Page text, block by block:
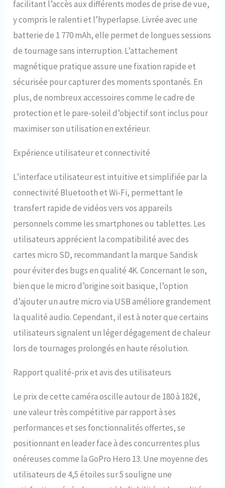
facilitant l’accès aux différents modes de prise de vue,
y compris le ralenti et l’hyperlapse. Livrée avec une
batterie de 1 770 mAh, elle permet de longues sessions
de tournage sans interruption. L’attachement
magnétique pratique assure une fixation rapide et
sécurisée pour capturer des moments spontanés. En
plus, de nombreux accessoires comme le cadre de
protection et le pare-soleil d’objectif sont inclus pour
maximiser son utilisation en extérieur.
Expérience utilisateur et connectivité
L’interface utilisateur est intuitive et simplifiée par la
connectivité Bluetooth et Wi-Fi, permettant le
transfert rapide de vidéos vers vos appareils
personnels comme les smartphones ou tablettes. Les
utilisateurs apprécient la compatibilité avec des
cartes micro SD, recommandant la marque Sandisk
pour éviter des bugs en qualité 4K. Concernant le son,
bien que le micro d’origine soit basique, l’option
d’ajouter un autre micro via USB améliore grandement
la qualité audio. Cependant, il est à noter que certains
utilisateurs signalent un léger dégagement de chaleur
lors de tournages prolongés en haute résolution.
Rapport qualité-prix et avis des utilisateurs
Le prix de cette caméra oscille autour de 180 à 182€,
une valeur très compétitive par rapport à ses
performances et ses fonctionnalités offertes, se
positionnant en leader face à des concurrentes plus
onéreuses comme la GoPro Hero 13. Une moyenne des
utilisateurs de 4,5 étoiles sur 5 souligne une